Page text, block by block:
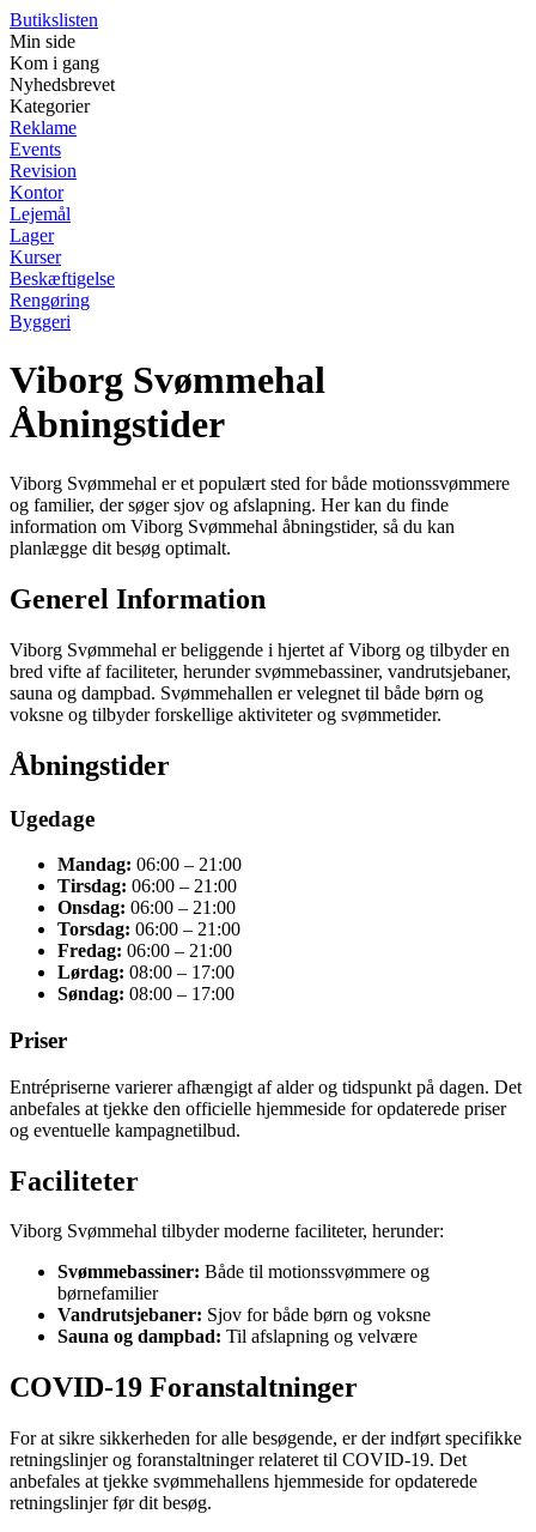
Butikslisten
Min side
Kom i gang
Nyhedsbrevet
Kategorier
Reklame
Events
Revision
Kontor
Lejemål
Lager
Kurser
Beskæftigelse
Rengøring
Byggeri
Viborg Svømmehal
Åbningstider
Viborg Svømmehal er et populært sted for både motionssvømmere
og familier, der søger sjov og afslapning. Her kan du finde
information om Viborg Svømmehal åbningstider, så du kan
planlægge dit besøg optimalt.
Generel Information
Viborg Svømmehal er beliggende i hjertet af Viborg og tilbyder en
bred vifte af faciliteter, herunder svømmebassiner, vandrutsjebaner,
sauna og dampbad. Svømmehallen er velegnet til både børn og
voksne og tilbyder forskellige aktiviteter og svømmetider.
Åbningstider
Ugedage
Mandag: 06:00 – 21:00
Tirsdag: 06:00 – 21:00
Onsdag: 06:00 – 21:00
Torsdag: 06:00 – 21:00
Fredag: 06:00 – 21:00
Lørdag: 08:00 – 17:00
Søndag: 08:00 – 17:00
Priser
Entrépriserne varierer afhængigt af alder og tidspunkt på dagen. Det
anbefales at tjekke den officielle hjemmeside for opdaterede priser
og eventuelle kampagnetilbud.
Faciliteter
Viborg Svømmehal tilbyder moderne faciliteter, herunder:
Svømmebassiner: Både til motionssvømmere og
børnefamilier
Vandrutsjebaner: Sjov for både børn og voksne
Sauna og dampbad: Til afslapning og velvære
COVID-19 Foranstaltninger
For at sikre sikkerheden for alle besøgende, er der indført specifikke
retningslinjer og foranstaltninger relateret til COVID-19. Det
anbefales at tjekke svømmehallens hjemmeside for opdaterede
retningslinjer før dit besøg.